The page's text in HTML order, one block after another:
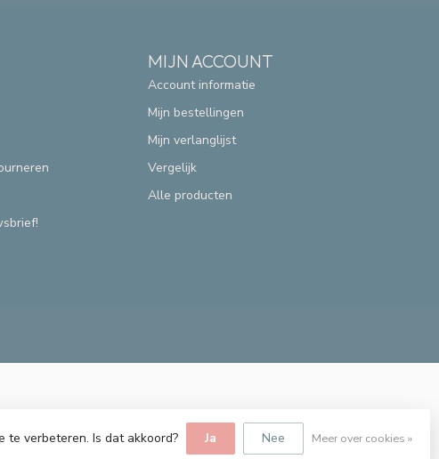
MIJN ACCOUNT
Account informatie
Mijn bestellingen
Mijn verlanglijst
Vergelijk
Alle producten
te verbeteren. Is dat akkoord? Ja Nee Meer over cookies »